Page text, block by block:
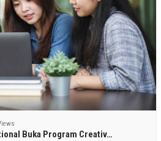
Buka Program Creativ…